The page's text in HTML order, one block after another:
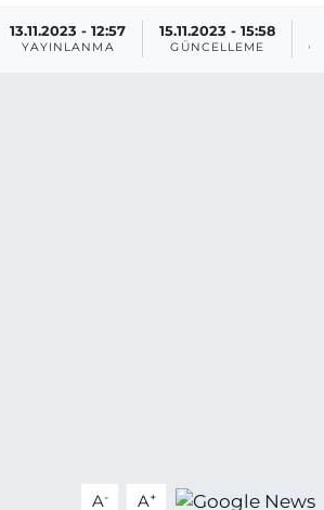
13.11.2023 - 12:57
YAYINLANMA
15.11.2023 - 15:58
GÜNCELLEME
A- A+